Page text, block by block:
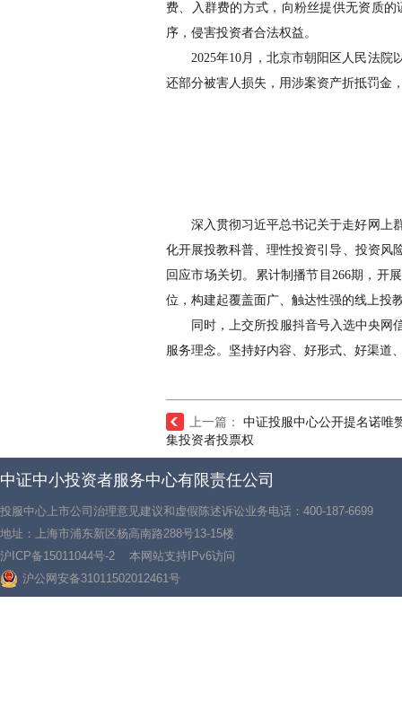
费、入群费的方式，向粉丝提供无资质
序，侵害投资者合法权益。
2025年10月，北京市朝阳区人民法院
还部分被害人损失，用涉案资产折抵罚金
深入贯彻习近平总书记关于走好网上
化开展投教科普、理性投资引导、投资风
回应市场关切。累计制播节目 266期，开
位，构建起覆盖面广、触达性强的线上投
同时，上交所投服抖音号入选中央网
服务理念。坚持好内容、好形式、好渠道
上一篇：
中证投服中心公开提名诺唯
集投资者投票权
中证中小投资者服务中心有限责任公司
投服中心上市公司治理意见建议和虚假陈述诉讼业务电话：400-187-6699
地址：上海市浦东新区杨高南路288号13-15楼
沪ICP备15011044号-2 本网站支持IPv6访问
沪公网安备31011502012461号